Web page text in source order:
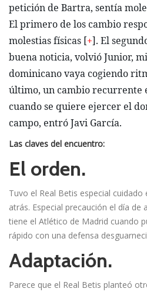
petición de Bartra, sentí­a
El primero de los cambio
molestias fí­sicas [+]. El
buena noticia, volvió Junior,
dominicano vaya cogiendo
último, un cambio recurrente
cuando se quiere ejercer el
campo, entró Javi Garcí­a.
Las claves del encuentro:
El orden.
Tuvo el Real Betis especial
atrás. Especial precaución el dí­a de
tiene el Atlético de Madrid cuando
rápido con una defensa
Adaptación.
Parece que el Real Betis planteó